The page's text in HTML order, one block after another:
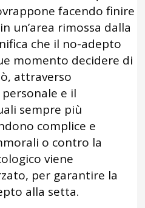
facendo finire
un’area rimossa dalla
che il no-adepto
momento decidere di
attraverso
e il
sempre più
complice e
o contro la
viene
per garantire la
alla setta.